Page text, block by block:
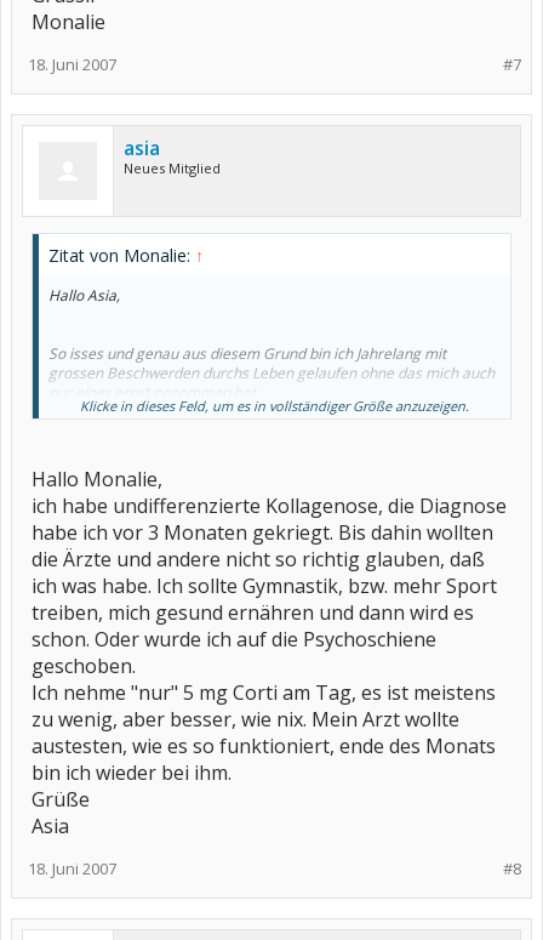
Monalie
#7
18. Juni 2007
asia
Neues Mitglied
Zitat von Monalie: ↑
Hallo Asia,
So isses und genau aus diesem Grund bin ich Jahrelang mit
grossen Beschwerden durchs Leben gelaufen ohne das mich auch
nur einer ernst genommen hat.
Aber zum Glück sieht man bei mir inzwischen sklerotische
Kortoson hilft mir auch sehr, bin im Moment noch auf 40 mg, hoffe
aber bald runterzugehen auf eine niedrigere Dosis.
Welche Kollagenose hast Du?
Grüssli
Monalie
Klicke in dieses Feld, um es in vollständiger Größe anzuzeigen.
Hallo Monalie,
ich habe undifferenzierte Kollagenose, die Diagnose
habe ich vor 3 Monaten gekriegt. Bis dahin wollten
die Ärzte und andere nicht so richtig glauben, daß
ich was habe. Ich sollte Gymnastik, bzw. mehr Sport
treiben, mich gesund ernähren und dann wird es
schon. Oder wurde ich auf die Psychoschiene
geschoben.
Ich nehme "nur" 5 mg Corti am Tag, es ist meistens
zu wenig, aber besser, wie nix. Mein Arzt wollte
austesten, wie es so funktioniert, ende des Monats
bin ich wieder bei ihm.
Grüße
Asia
#8
18. Juni 2007